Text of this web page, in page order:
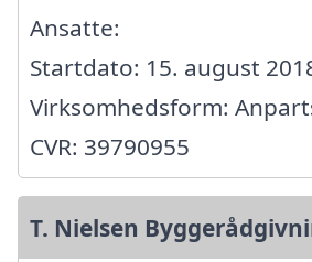
Ansatte:
Startdato: 15. august
Virksomhedsform:
CVR: 39790955
T. Nielsen